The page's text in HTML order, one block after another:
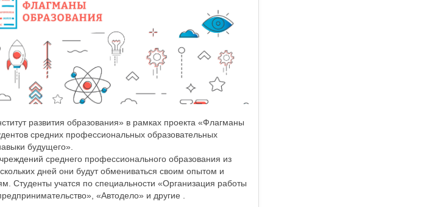
развития образования» в рамках проекта «Флагманы
средних профессиональных образовательных
будущего».
среднего профессионального образования из
дней они будут обмениваться своим опытом и
Студенты учатся по специальности «Организация работы
«Автодело» и другие .